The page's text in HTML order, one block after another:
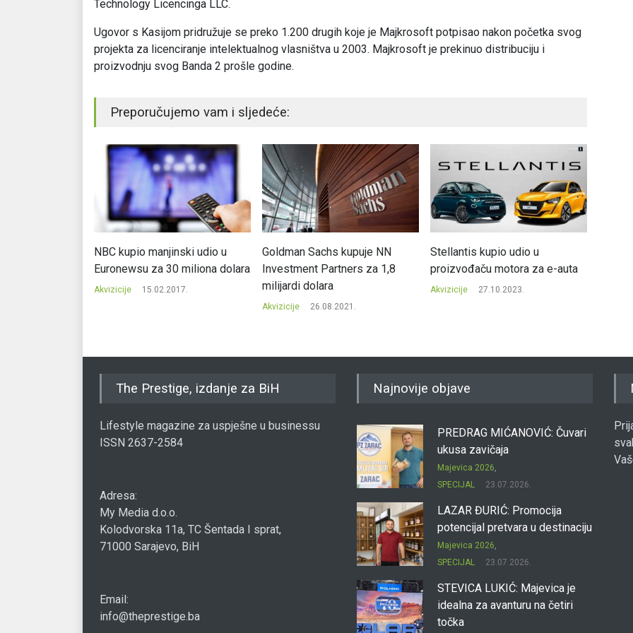
Technology Licencinga LLC.
Ugovor s Kasijom pridružuje se preko 1.200 drugih koje je Majkrosoft potpisao nakon početka svog
projekta za licenciranje intelektualnog vlasništva u 2003. Majkrosoft je prekinuo distribuciju i
proizvodnju svog Banda 2 prošle godine.
Preporučujemo vam i sljedeće:
NBC kupio manjinski udio u
Euronewsu za 30 miliona dolara
Akvizicije 15.02.2017.
Goldman Sachs kupuje NN
Investment Partners za 1,8
milijardi dolara
Akvizicije 26.08.2021.
Stellantis kupio udio u
proizvođaču motora za e-auta
Akvizicije 27.10.2023.
The Prestige, izdanje za BiH
Lifestyle magazine za uspješne u businessu
ISSN 2637-2584
Adresa:
My Media d.o.o.
Kolodvorska 11a, TC Šentada I sprat,
71000 Sarajevo, BiH
Email:
info@theprestige.ba
Najnovije objave
PREDRAG MIĆANOVIĆ: Čuvari
ukusa zavičaja
Majevica 2026
SPECIJAL
23.07.2026.
LAZAR ĐURIĆ: Promocija
potencijal pretvara u destinaciju
Majevica 2026
SPECIJAL
23.07.2026.
STEVICA LUKIĆ: Majevica je
idealna za avanturu na četiri
točka